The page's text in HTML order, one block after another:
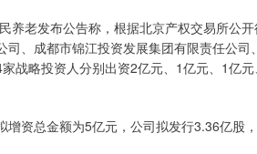
老发布公告称，根据北京产权交易所公开
司、成都市锦江投资发展集团有限责任公
战略投资人分别出资2亿元、1亿元、1亿
资总金额为5亿元，公司拟发行3.36亿股